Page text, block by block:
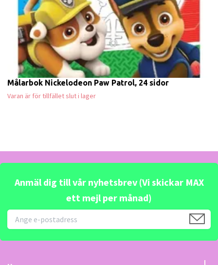
Målarbok Nickelodeon Paw Patrol, 24 sidor
Varan är för tillfället slut i lager
Anmäl dig till vår nyhetsbrev (Vi skickar MAX
ett mejl per månad)